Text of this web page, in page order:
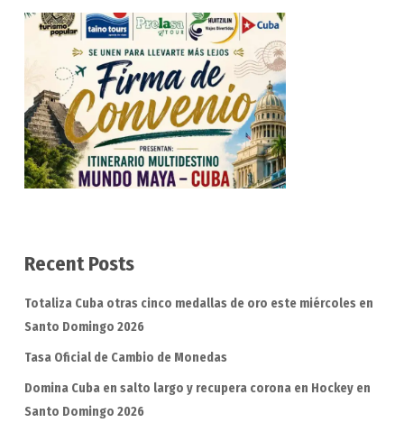
Recent Posts
Totaliza Cuba otras cinco medallas de oro este miércoles en
Santo Domingo 2026
Tasa Oficial de Cambio de Monedas
Domina Cuba en salto largo y recupera corona en Hockey en
Santo Domingo 2026